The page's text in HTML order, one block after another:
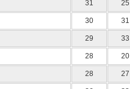
31 25
30 31
29 33
28 20
28 27